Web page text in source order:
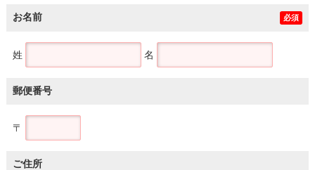
お名前 必須
姓 名
郵便番号
〒
ご住所